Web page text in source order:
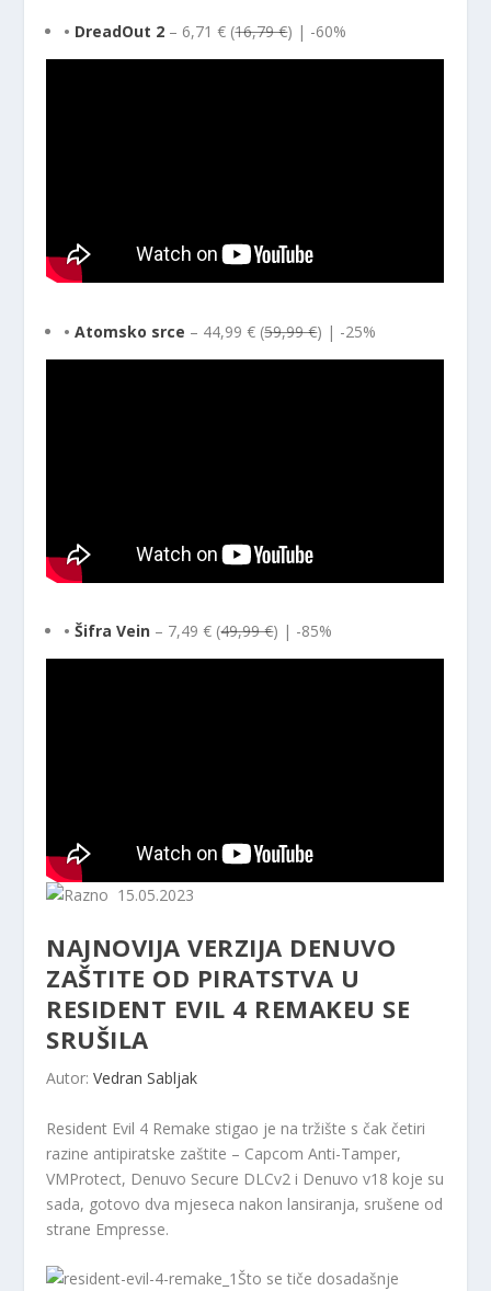
• DreadOut 2 – 6,71 € (16,79 €) | -60%
• Atomsko srce – 44,99 € (59,99 €) | -25%
• Šifra Vein – 7,49 € (49,99 €) | -85%
15.05.2023
NAJNOVIJA VERZIJA DENUVO
ZAŠTITE OD PIRATSTVA U
RESIDENT EVIL 4 REMAKEU SE
SRUŠILA
Autor:Vedran Sabljak
Resident Evil 4 Remake stigao je na tržište s čak četiri
razine antipiratske zaštite – Capcom Anti-Tamper,
VMProtect, Denuvo Secure DLCv2 i Denuvo v18 koje su
sada, gotovo dva mjeseca nakon lansiranja, srušene od
strane Empresse.
Što se tiče dosadašnje